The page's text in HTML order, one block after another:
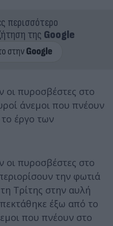
περισσότερο
της Google
οι πυροσβέστες στο
άνεμοι που πνέουν
έργο των
οι πυροσβέστες στο
την φωτιά
Τρίτης στην αυλή
έξω από το
που πνέουν στο